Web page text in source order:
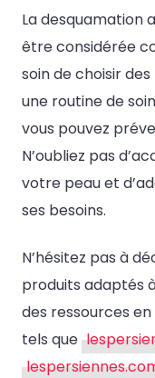
La desquamation
être considérée
soin de choisir
une routine de
vous pouvez
N’oubliez pas
votre peau et
ses besoins.
N’hésitez pas à
produits adaptés
des ressources
tels que